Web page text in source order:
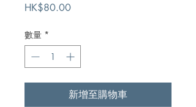
HK$80.00價
數量 *
新增至購物車